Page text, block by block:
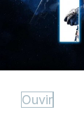
Ouvir